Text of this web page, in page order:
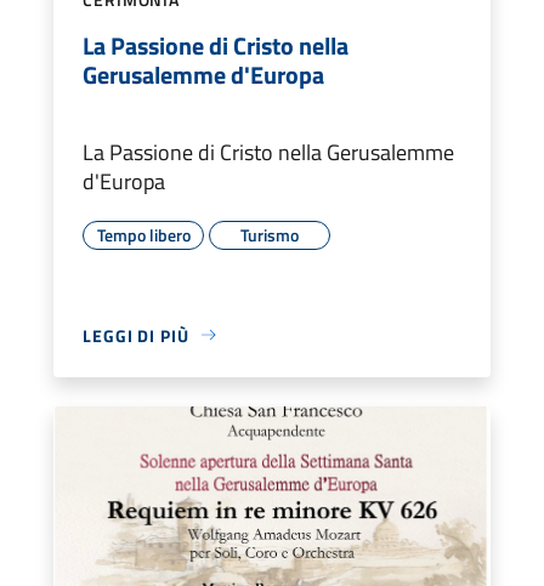
La Passione di Cristo nella
Gerusalemme d'Europa
La Passione di Cristo nella Gerusalemme
d'Europa
Tempo libero Turismo
LEGGI DI PIÙ